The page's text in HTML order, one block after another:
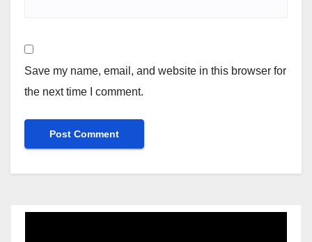
Save my name, email, and website in this browser for
the next time I comment.